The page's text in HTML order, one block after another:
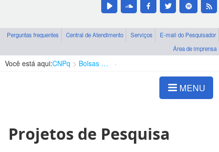
Perguntas frequentes Central de Atendimento Serviços
E-mail do Pesquisador
Área de imprensa
Você está aqui:CNPq Bolsas e Auxílios Vigentes
MENU
Projetos de Pesquisa